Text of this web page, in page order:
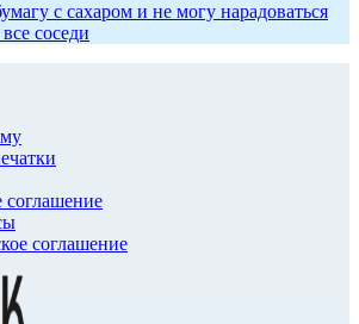
с сахаром и не могу нарадоваться
соседи
соглашение